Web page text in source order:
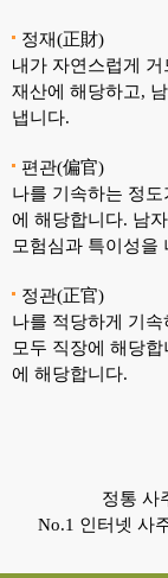
정재(正財)
내가 자연스럽게
재산에 해당하고,
냅니다.
편관(偏官)
나를 기속하는 정
에 해당합니다. 남
모험심과 특이성을
정관(正官)
나를 적당하게 기
모두 직장에 해당
에 해당합니다.
정통 사
No.1 인터넷 사